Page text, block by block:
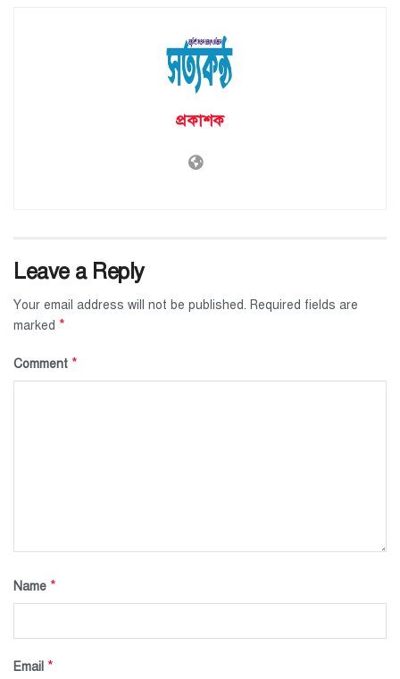
প্রকাশক
Leave a Reply
Your email address will not be published. Required fields are
marked *
Comment *
Name *
Email *